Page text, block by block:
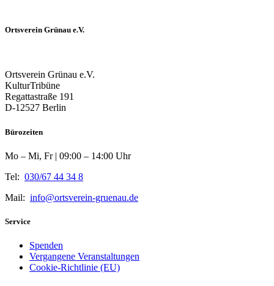
Ortsverein Grünau e.V.
Ortsverein Grünau e.V.
KulturTribüne
Regattastraße 191
D-12527 Berlin
Bürozeiten
Mo – Mi, Fr | 09:00 – 14:00 Uhr
Tel: 030/67 44 34 8
Mail: info@ortsverein-gruenau.de
Service
Spenden
Vergangene Veranstaltungen
Cookie-Richtlinie (EU)